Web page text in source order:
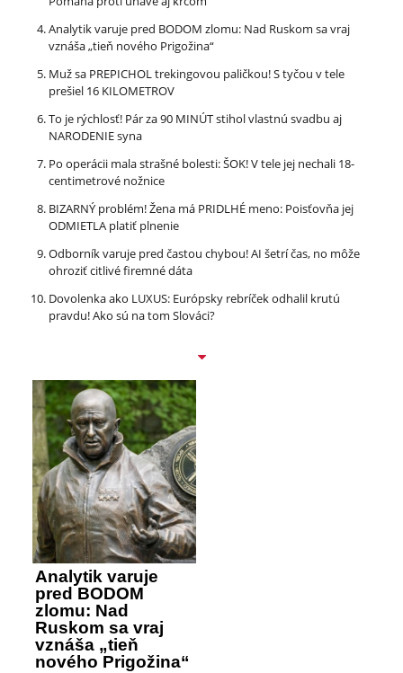
Analytik varuje pred BODOM zlomu: Nad Ruskom sa vraj
vznáša „tieň nového Prigožina“
Muž sa PREPICHOL trekingovou paličkou! S tyčou v tele
prešiel 16 KILOMETROV
To je rýchlosť! Pár za 90 MINÚT stihol vlastnú svadbu aj
NARODENIE syna
Po operácii mala strašné bolesti: ŠOK! V tele jej nechali 18-
centimetrové nožnice
BIZARNÝ problém! Žena má PRIDLHÉ meno: Poisťovňa jej
ODMIETLA platiť plnenie
Odborník varuje pred častou chybou! AI šetrí čas, no môže
ohroziť citlivé firemné dáta
Dovolenka ako LUXUS: Európsky rebríček odhalil krutú
pravdu! Ako sú na tom Slováci?
Analytik varuje
pred BODOM
zlomu: Nad
Ruskom sa vraj
vznáša „tieň
nového Prigožina“